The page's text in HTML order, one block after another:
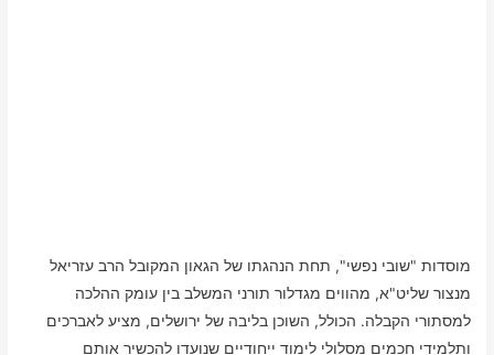
מוסדות "שובי נפשי", תחת הנהגתו של הגאון המקובל הרב עזריאל
מנצור שליט"א, מהווים מגדלור תורני המשלב בין עומק ההלכה
למסתורי הקבלה. הכולל, השוכן בליבה של ירושלים, מציע לאברכים
ותלמידי חכמים מסלולי לימוד ייחודיים שנועדו להכשיר אותם